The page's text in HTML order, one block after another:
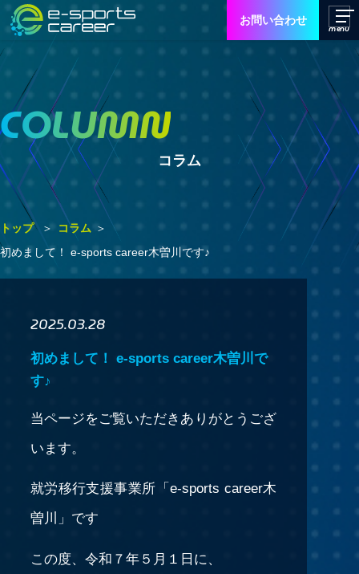
お問い合わせ
COLUMN
コラム
トップ
コラム
初めまして！ e-sports career木曽川です♪
2025.03.28
初めまして！ e-sports career木曽川で
す♪
当ページをご覧いただきありがとうござ
います。
就労移行支援事業所「e-sports career木
曽川」です
この度、令和７年５月１日に、